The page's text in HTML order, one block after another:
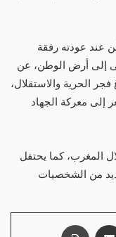
عند عودته رفقة
18 نونبر 1955 من المنفى إلى أرض الوطن، عن
فجر الحرية والاستقلال،
إلى معركة الجهاد
المغرب، كما يحتفل
من الشخصيات
مشاركة عبر البريد